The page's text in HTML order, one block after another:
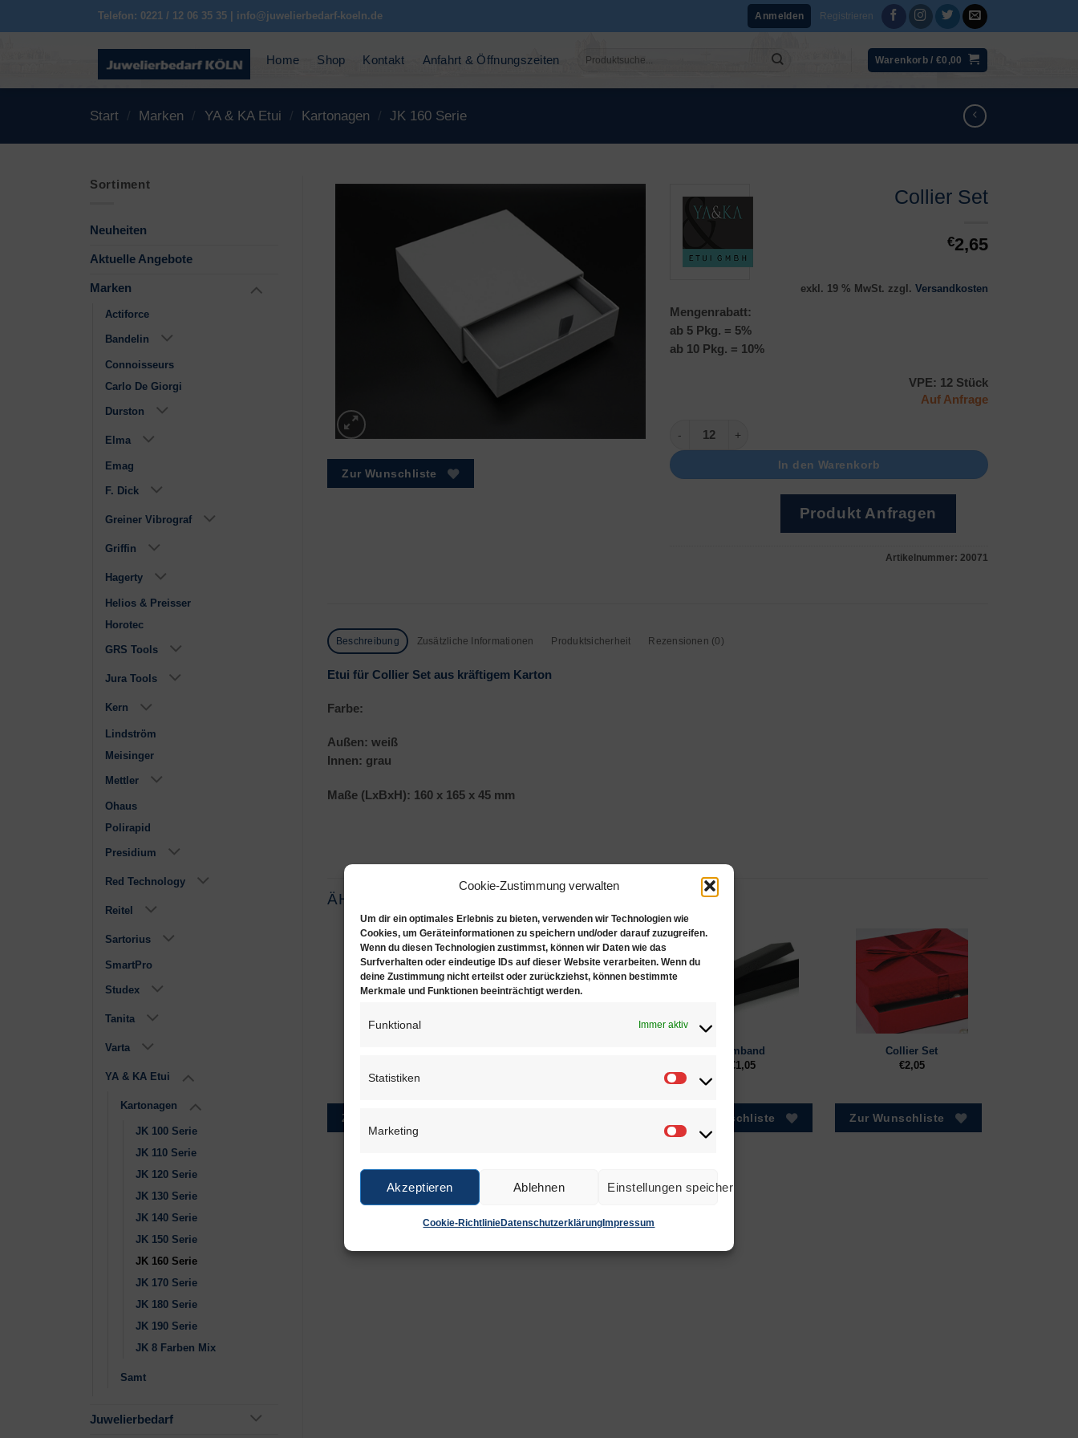
Cookie-Zustimmung verwalten
Um dir ein optimales Erlebnis zu bieten, verwenden wir Technologien wie
Cookies, um Geräteinformationen zu speichern und/oder darauf zuzugreifen.
Wenn du diesen Technologien zustimmst, können wir Daten wie das
Surfverhalten oder eindeutige IDs auf dieser Website verarbeiten. Wenn du
deine Zustimmung nicht erteilst oder zurückziehst, können bestimmte
Merkmale und Funktionen beeinträchtigt werden.
Funktional Immer aktiv
Statistiken
Statistiken
Marketing
Marketing
Akzeptieren Ablehnen Einstellungen speichern
Cookie-RichtlinieDatenschutzerklärung Impressum
Telefon: 0221 / 12 06 35 35 | info@juwelierbedarf-koeln.de Anmelden Registrieren
Home Shop Kontakt Anfahrt & Öffnungszeiten
Suchen
Warenkorb /€0,00
Start / Marken / YA & KA Etui / Kartonagen / JK 160 Serie
Sortiment
Neuheiten
Aktuelle Angebote
Marken
Actiforce
Bandelin
Connoisseurs
Carlo De Giorgi
Durston
Elma
Emag
F. Dick
Greiner Vibrograf
Griffin
Hagerty
Helios & Preisser
Horotec
GRS Tools
Jura Tools
Kern
Lindström
Meisinger
Mettler
Ohaus
Polirapid
Presidium
Red Technology
Reitel
Sartorius
SmartPro
Studex
Tanita
Varta
YA & KA Etui
Kartonagen
JK 100 Serie
JK 110 Serie
JK 120 Serie
JK 130 Serie
JK 140 Serie
JK 150 Serie
JK 160 Serie
JK 170 Serie
JK 180 Serie
JK 190 Serie
JK 8 Farben Mix
Samt
Juwelierbedarf
Zur Wunschliste
Collier Set
€2,65
exkl. 19 % MwSt. zzgl. Versandkosten
Mengenrabatt:
ab 5 Pkg. = 5%
ab 10 Pkg. = 10%
VPE: 12 Stück
Auf Anfrage
Collier Set Menge
In den Warenkorb
Produkt Anfragen
Artikelnummer: 20071
Beschreibung Zusätzliche Informationen Produktsicherheit Rezensionen (0)
Etui für Collier Set aus kräftigem Karton
Farbe:
Außen: weiß
Innen: grau
Maße (LxBxH): 160 x 165 x 45 mm
ÄHNLICHE PRODUKTE
Zur Wunschliste
Armband
€1,05
Zur Wunschliste
Collier Set
€2,05
Zur Wunschliste